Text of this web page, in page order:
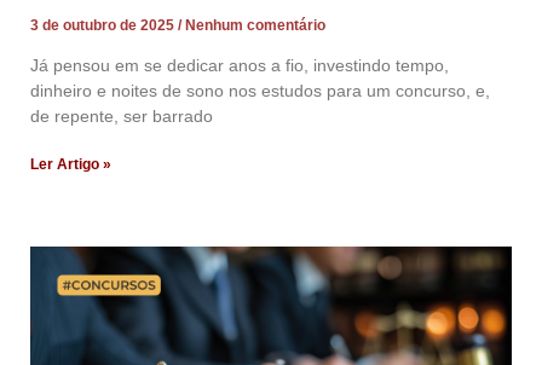
3 de outubro de 2025 Nenhum comentário
Já pensou em se dedicar anos a fio, investindo tempo,
dinheiro e noites de sono nos estudos para um concurso, e,
de repente, ser barrado
Ler Artigo »